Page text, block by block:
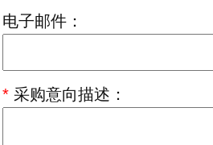
电子邮件：
* 采购意向描述：